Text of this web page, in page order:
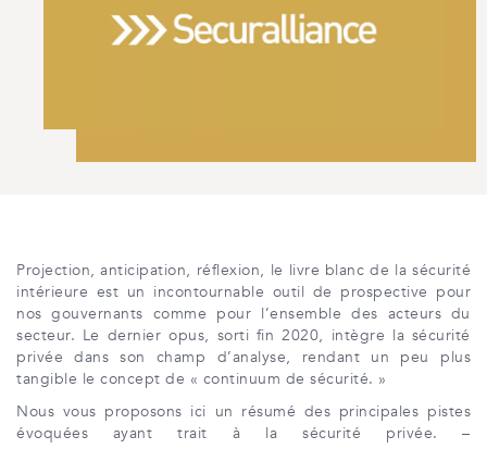
Projection, anticipation, réflexion, le livre blanc de la sécurité
intérieure est un incontournable outil de prospective pour
nos gouvernants comme pour l’ensemble des acteurs du
secteur. Le dernier opus, sorti fin 2020, intègre la sécurité
privée dans son champ d’analyse, rendant un peu plus
tangible le concept de « continuum de sécurité. »
Nous vous proposons ici un résumé des principales pistes
évoquées ayant trait à la sécurité privée. –